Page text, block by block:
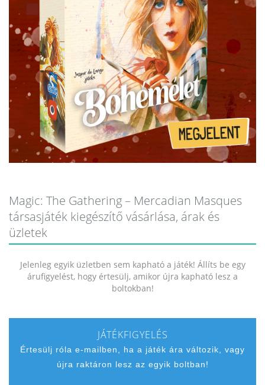
Magic: The Gathering – Mercadian Masques
társasjáték kiegészítő vásárlása, árak és
üzletek
Jelenleg egyik üzletben sem kapható a játék! Állíts be egy
árufigyelést, hogy értesülj, amikor újra kapható lesz a
boltokban!
JÁTÉKFIGYELÉS
Értesülj róla e-mailben, ha a játék ára változik, vagy
újra raktáron lesz az egyik boltban!